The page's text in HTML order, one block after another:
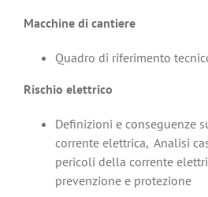
Macchine di cantiere
Quadro di riferimento
Rischio elettrico
Definizioni e conseguenze
corrente elettrica, Analisi
pericoli della corrente
prevenzione e protezione